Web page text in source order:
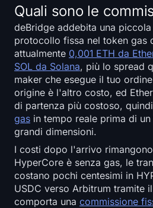
Quali sono le
deBridge addebita una
protocollo fissa nel token gas
attualmente 0,001 ETH da
SOL da Solana, più lo spread
maker che esegue il tuo
origine è l'altro costo, ed
di partenza più costoso,
gas in tempo reale prima di
grandi dimensioni.
I costi dopo l'arrivo
HyperCore è senza gas, le
costano pochi centesimi in
USDC verso Arbitrum tramite
comporta una commissione